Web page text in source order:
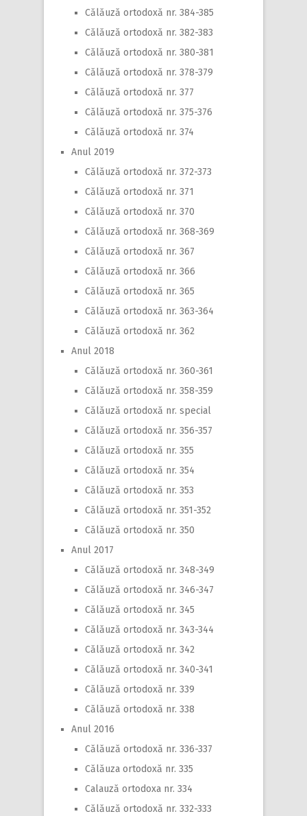
Călăuză ortodoxă nr. 384-385
Călăuză ortodoxă nr. 382-383
Călăuză ortodoxă nr. 380-381
Călăuză ortodoxă nr. 378-379
Călăuză ortodoxă nr. 377
Călăuză ortodoxă nr. 375-376
Călăuză ortodoxă nr. 374
Anul 2019
Călăuză ortodoxă nr. 372-373
Călăuză ortodoxă nr. 371
Călăuză ortodoxă nr. 370
Călăuză ortodoxă nr. 368-369
Călăuză ortodoxă nr. 367
Călăuză ortodoxă nr. 366
Călăuză ortodoxă nr. 365
Călăuză ortodoxă nr. 363-364
Călăuză ortodoxă nr. 362
Anul 2018
Călăuză ortodoxă nr. 360-361
Călăuză ortodoxă nr. 358-359
Călăuză ortodoxă nr. special
Călăuză ortodoxă nr. 356-357
Călăuză ortodoxă nr. 355
Călăuză ortodoxă nr. 354
Călăuză ortodoxă nr. 353
Călăuză ortodoxă nr. 351-352
Călăuză ortodoxă nr. 350
Anul 2017
Călăuză ortodoxă nr. 348-349
Călăuză ortodoxă nr. 346-347
Călăuză ortodoxă nr. 345
Călăuză ortodoxă nr. 343-344
Călăuză ortodoxă nr. 342
Călăuză ortodoxă nr. 340-341
Călăuză ortodoxă nr. 339
Călăuză ortodoxă nr. 338
Anul 2016
Călăuză ortodoxă nr. 336-337
Călăuza ortodoxă nr. 335
Calauză ortodoxa nr. 334
Călăuză ortodoxă nr. 332-333